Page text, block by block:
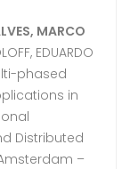
MARCO
EDUARDO
phased
in
Distributed
–